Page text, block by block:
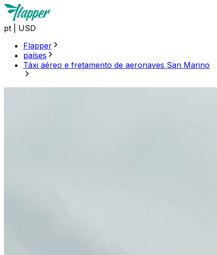
pt
USD
Flapper
países
Táxi aéreo e fretamento de aeronaves San Marino